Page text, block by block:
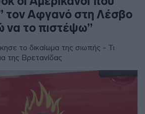
τον Αφγανό στη Λέσβο
να το πιστέψω”
το δικαίωμα της σιωπής - Τι
της Βρετανίδας